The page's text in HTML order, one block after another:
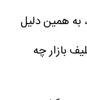
همان را باید ۶۰۰ بخرد، به همین دلیل
بازار چه